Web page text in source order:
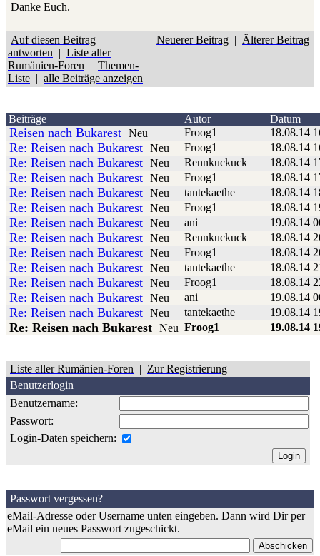
Danke Euch.
Auf diesen Beitrag
antworten | Liste aller
Rumänien-Foren | Themen-
Liste | alle Beiträge anzeigen
Neuerer Beitrag | Älterer Beitrag
Beiträge Autor Datum
Reisen nach Bukarest Neu Froog1 18.08.14
Re: Reisen nach Bukarest Neu Froog1 18.08.14
Re: Reisen nach Bukarest Neu Rennkuckuck 18.08.14
Re: Reisen nach Bukarest Neu Froog1 18.08.14
Re: Reisen nach Bukarest Neu tantekaethe 18.08.14
Re: Reisen nach Bukarest Neu Froog1 18.08.14
Re: Reisen nach Bukarest Neu ani 19.08.14
Re: Reisen nach Bukarest Neu Rennkuckuck 18.08.14
Re: Reisen nach Bukarest Neu Froog1 18.08.14
Re: Reisen nach Bukarest Neu tantekaethe 18.08.14
Re: Reisen nach Bukarest Neu Froog1 18.08.14
Re: Reisen nach Bukarest Neu ani 19.08.14
Re: Reisen nach Bukarest Neu tantekaethe 19.08.14
Re: Reisen nach Bukarest Neu Froog1 19.08.14
Liste aller Rumänien-Foren | Zur Registrierung
Benutzerlogin
Benutzername:
Passwort:
Login-Daten speichern:
Passwort vergessen?
eMail-Adresse oder Username unten eingeben. Dann wird Dir per
eMail ein neues Passwort zugeschickt.